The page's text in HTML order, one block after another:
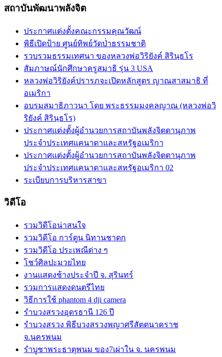
สถาบันพัฒนาพลังจิต
ประกาศแต่งตั้งคณะกรรมคุณวัฒน์
พิธีเปิดป้าย ศูนย์ทิพย์วัดป่่าธรรมชาติ
รวบรวมธรรมเทศนา ของหลวงพ่อวิริยังค์ สิรินฺธโร
สัมภาษณ์นักศึกษาครูสมาธิ รุ่น 3 USA
หลวงพ่อวิริยังค์ปรารภจะเปิดหลักสูตร ญาณสาสมาธิ ที่
อเมริกา
อบรมสมาธิภาวนา โดย พระธรรมมงคลญาณ (หลวงพ่อวิ
ริยังค์ สิรินฺธโร)
ประกาศแต่งตั้งผู้อำนวยการสถาบันพลังจิตตานุภาพ
ประจำประเทศแคนาดาและสหรัฐอเมริกา
ประกาศแต่งตั้งผู้อำนวยการสถาบันพลังจิตตานุภาพ
ประจำประเทศแคนาดาและสหรัฐอเมริกา 02
ระเบียบการบริหารสาขา
วิดีโอ
รวมวิดีโอน่าสนใจ
รวมวิดีโอ การ์ตูน นิทานชาดก
รวมวิดีโอ ประเพณีต่าง ๆ
โชว์ศิลปะมวยไทย
งานแสดงช้างประจำปี จ. สุรินทร์
รวมการแสดงดนตรีไทย
วิธีการใช้ phantom 4 dji camera
รำบวงสรวงอุดรธานี 126 ปี
รำบวงสรวง พิธีบวงสรวงพญาศรีสัตตนาคราช
จ.นครพนม
รำบูชาพระธาตุพนม ของ7เผ่าใน จ. นครพนม